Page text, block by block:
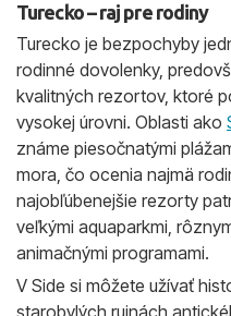
Turecko – raj pre rodiny
Turecko je bezpochyby
rodinné dovolenky,
kvalitných rezortov, ktoré
vysokej úrovni. Oblasti ako
známe piesočnatými
mora, čo ocenia najmä
najobľúbenejšie rezorty
veľkými aquaparkmi,
animačnými programami.
V Side si môžete užívať
starobylých ruinách